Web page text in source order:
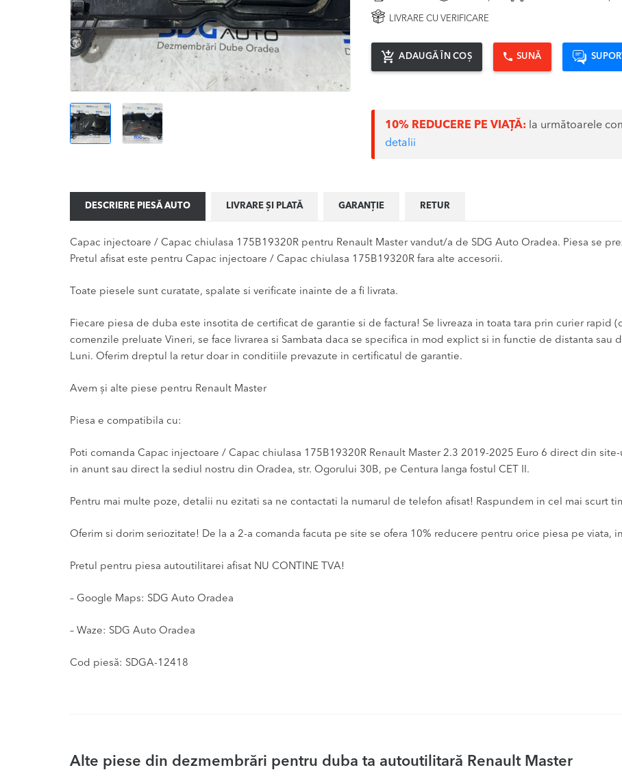
LIVRARE CU VERIFICARE
ADAUGĂ ÎN COȘ SUNĂ
10% REDUCERE PE VIAȚĂ: la următoarele
detalii
DESCRIERE PIESĂ AUTO LIVRARE ȘI PLATĂ GARANȚIE RETUR
Capac injectoare / Capac chiulasa 175B19320R pentru Renault Master vandut/a de SDG Auto Oradea. Piesa se
Pretul afisat este pentru Capac injectoare / Capac chiulasa 175B19320R fara alte accesorii.
Toate piesele sunt curatate, spalate si verificate inainte de a fi livrata.
Fiecare piesa de duba este insotita de certificat de garantie si de factura! Se livreaza in toata tara prin curier rapid
comenzile preluate Vineri, se face livrarea si Sambata daca se specifica in mod explict si in functie de distanta sau
Luni. Oferim dreptul la retur doar in conditiile prevazute in certificatul de garantie.
Avem și alte piese pentru Renault Master
Piesa e compatibila cu:
Poti comanda Capac injectoare / Capac chiulasa 175B19320R Renault Master 2.3 2019-2025 Euro 6 direct din
in anunt sau direct la sediul nostru din Oradea, str. Ogorului 30B, pe Centura langa fostul CET II.
Pentru mai multe poze, detalii nu ezitati sa ne contactati la numarul de telefon afisat! Raspundem in cel mai scurt
Oferim si dorim seriozitate! De la a 2-a comanda facuta pe site se ofera 10% reducere pentru orice piesa pe viata,
Pretul pentru piesa autoutilitarei afisat NU CONTINE TVA!
– Google Maps: SDG Auto Oradea
– Waze: SDG Auto Oradea
Cod piesă: SDGA-12418
Alte piese din dezmembrări pentru duba ta autoutilitară Renault Master